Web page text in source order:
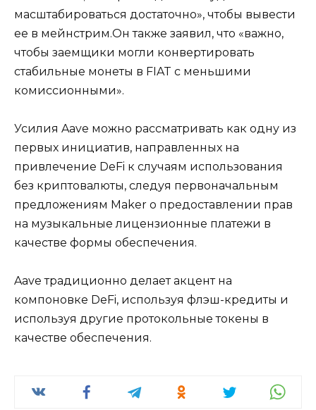
масштабироваться достаточно», чтобы вывести
ее в мейнстрим.Он также заявил, что «важно,
чтобы заемщики могли конвертировать
стабильные монеты в FIAT с меньшими
комиссионными».
Усилия Aave можно рассматривать как одну из
первых инициатив, направленных на
привлечение DeFi к случаям использования
без криптовалюты, следуя первоначальным
предложениям Maker о предоставлении прав
на музыкальные лицензионные платежи в
качестве формы обеспечения.
Aave традиционно делает акцент на
компоновке DeFi, используя флэш-кредиты и
используя другие протокольные токены в
качестве обеспечения.